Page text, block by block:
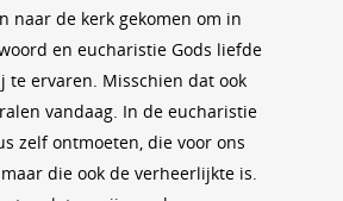
naar de kerk gekomen om in
en eucharistie Gods liefde
te ervaren. Misschien dat ook
vandaag. In de eucharistie
zelf ontmoeten, die voor ons
die ook de verheerlijkte is.